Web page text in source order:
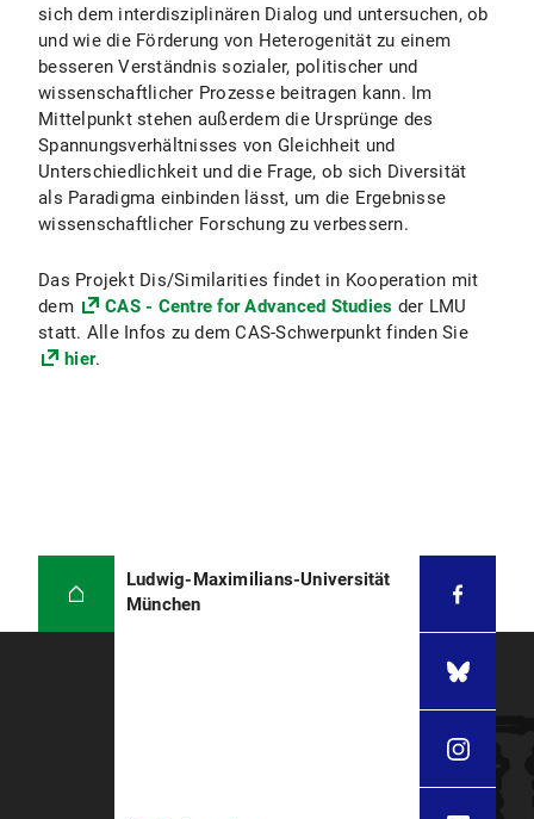
sich dem interdisziplinären Dialog und untersuchen, ob
und wie die Förderung von Heterogenität zu einem
besseren Verständnis sozialer, politischer und
wissenschaftlicher Prozesse beitragen kann. Im
Mittelpunkt stehen außerdem die Ursprünge des
Spannungsverhältnisses von Gleichheit und
Unterschiedlichkeit und die Frage, ob sich Diversität
als Paradigma einbinden lässt, um die Ergebnisse
wissenschaftlicher Forschung zu verbessern.
Das Projekt Dis/Similarities findet in Kooperation mit
dem
CAS - Centre for Advanced Studies der LMU
statt. Alle Infos zu dem CAS-Schwerpunkt finden Sie
hier.
Ludwig-Maximilians-Universität
München